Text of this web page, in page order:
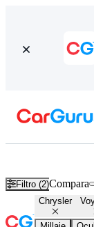
Filtro (2)Compara
Chrysler